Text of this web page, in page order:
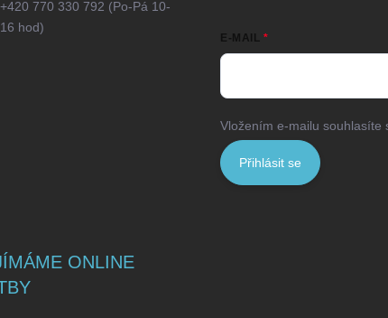
+420 770 330 792 (Po-Pá 10-
16 hod)
E-MAIL
Vložením e-mailu souhlasíte
Přihlásit se
ONLINE